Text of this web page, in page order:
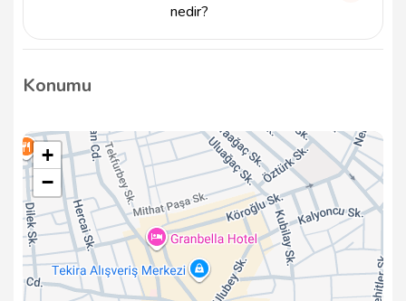
nedir?
Kantin ile iletişim kurmak için 282 250 75 75
Konumu
+
−